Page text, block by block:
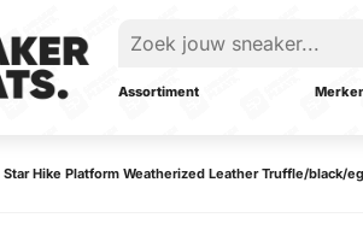
Assortiment
Hike Platform Weatherized Leather Truffle/black/